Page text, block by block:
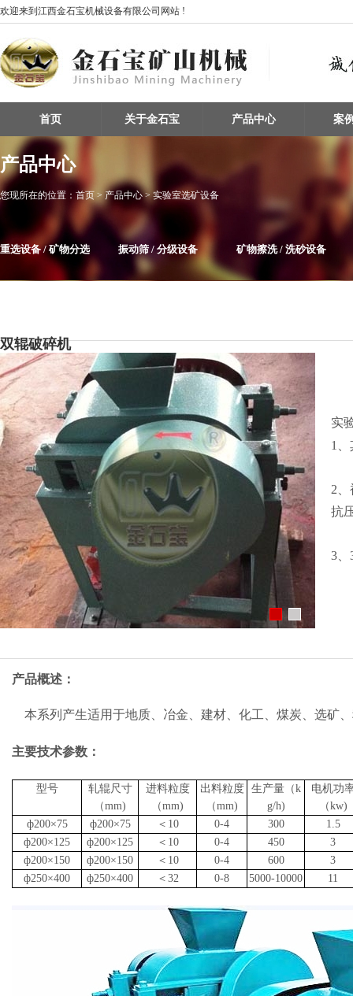
欢迎来到江西金石宝机械设备有限公司网站 !
首页 关于金石宝 产品中心 案
产品中心
您现所在的位置： 首页 > 产品中心 > 实验室选矿设备
重选设备 / 矿物分选 振动筛 / 分级设备 矿物擦洗 / 洗砂设备
双辊破碎机
实
1
2
抗
3、
产品概述：
本系列产生适用于地质、冶金、建材、化工、煤炭、选矿
主要技术参数：
型号
轧辊尺寸
（mm)
进料粒度
（mm)
出料粒度
（mm)
生产量（k
g/h)
电机功
（kw)
ф200×75 ф200×75 ＜10 0-4 300
1.5
ф200×125
ф200×125 ＜ 10 0-4 450
3
ф200×150
ф200×150 ＜ 10 0-4 600
3
ф250×400
ф250×400 ＜ 32 0-8 5000-10000 11